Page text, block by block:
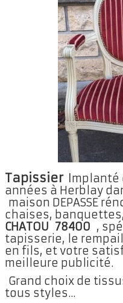
Rempailleur 78▼
Réparation
Réparation de
Réparation de
Nos réalisations
Contact
TapissierImplanté
années à Herblay
maison DEPASSE
chaises,
CHATOU 78400 ,
tapisserie, le
en fils, et votre
meilleure publicité.
Grand choix de
tous styles...